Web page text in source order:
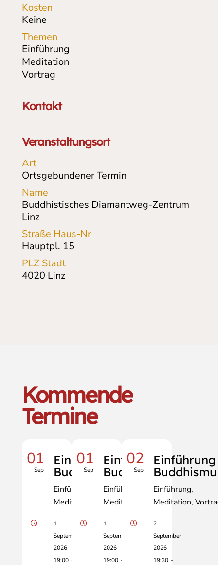
Kosten
Keine
Themen
Einführung
Meditation
Vortrag
Kontakt
Veranstaltungsort
Art
Ortsgebundener Termin
Name
Buddhistisches Diamantweg-Zentrum
Linz
Straße Haus-Nr
Hauptpl. 15
PLZ Stadt
4020 Linz
Kommende
Termine
01
Sep
Einführung
Buddhismus
Einführung
Meditation
Vortrag
1.
September
2026
19:00
01
Sep
Einführung
Buddhismus
Einführung
Meditation
Vortrag
1.
September
2026
19:00 -
02
Sep
Einführung
Einführung
Meditation
2.
September
2026
19:30 -